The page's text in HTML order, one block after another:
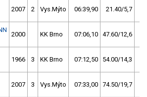
2007 2 Vys.Mýto 06:39,90 21.40/5,7
2000 KK Brno 07:06,10 47.60/12,6
1966 3 KK Brno 07:12,50 54.00/14,3
2007 3 Vys.Mýto 07:33,00 74.50/19,7